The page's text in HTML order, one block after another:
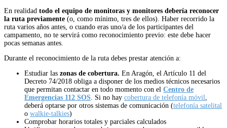
En realidad todo el equipo de monitoras y monitores debería reconocer
la ruta previamente (o, como mínimo, tres de ellos). Haber recorrido la
ruta varios años antes, o cuando eras uno/a de los participantes del
campamento, no te servirá como reconocimiento previo: este debe hacer
pocas semanas antes.
Durante el reconocimiento de la ruta debes prestar atención a:
Estudiar las zonas de cobertura. En Aragón, el Artículo 11 del
Decreto 74/2018 obliga a disponer de los medios técnicos necesarios
que permitan contactar en todo momento con el Centro de
Emergencias 112 SOS . Si no hay cobertura de telefonía móvil
deberá optarse por otros sistemas de comunicación (telefonía satelital
o walkie-talkies)
Comprobar horarios totales y parciales calculados